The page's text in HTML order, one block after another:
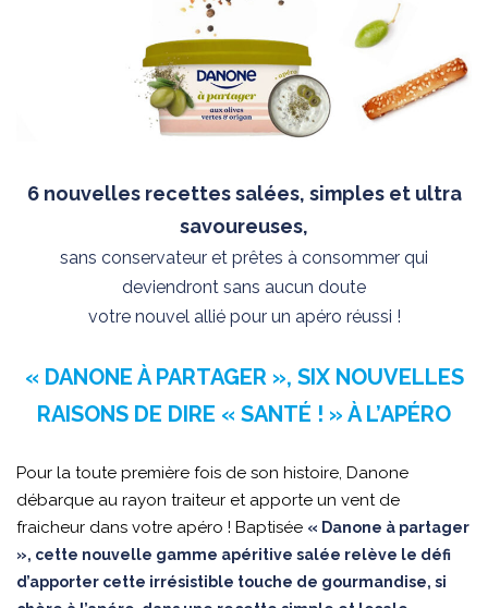
6 nouvelles recettes salées, simples et ultra
savoureuses,
sans conservateur et prêtes à consommer qui
deviendront sans aucun doute
votre nouvel allié pour un apéro réussi !
« DANONE À PARTAGER », SIX NOUVELLES
RAISONS DE DIRE « SANTÉ ! » À L’APÉRO
Pour la toute première fois de son histoire, Danone
débarque au rayon traiteur et apporte un vent de
fraicheur dans votre apéro ! Baptisée « Danone à partager
», cette nouvelle gamme apéritive salée relève le défi
d’apporter cette irrésistible touche de gourmandise, si